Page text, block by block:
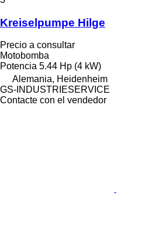
Kreiselpumpe Hilge
Precio a consultar
Motobomba
Potencia 5.44 Hp (4 kW)
Alemania, Heidenheim
GS-INDUSTRIESERVICE
Contacte con el vendedor